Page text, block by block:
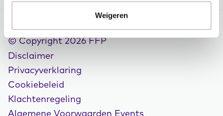
Weigeren
© Copyright 2026 FFP
Disclaimer
Privacyverklaring
Cookiebeleid
Klachtenregeling
Algemene Voorwaarden Events